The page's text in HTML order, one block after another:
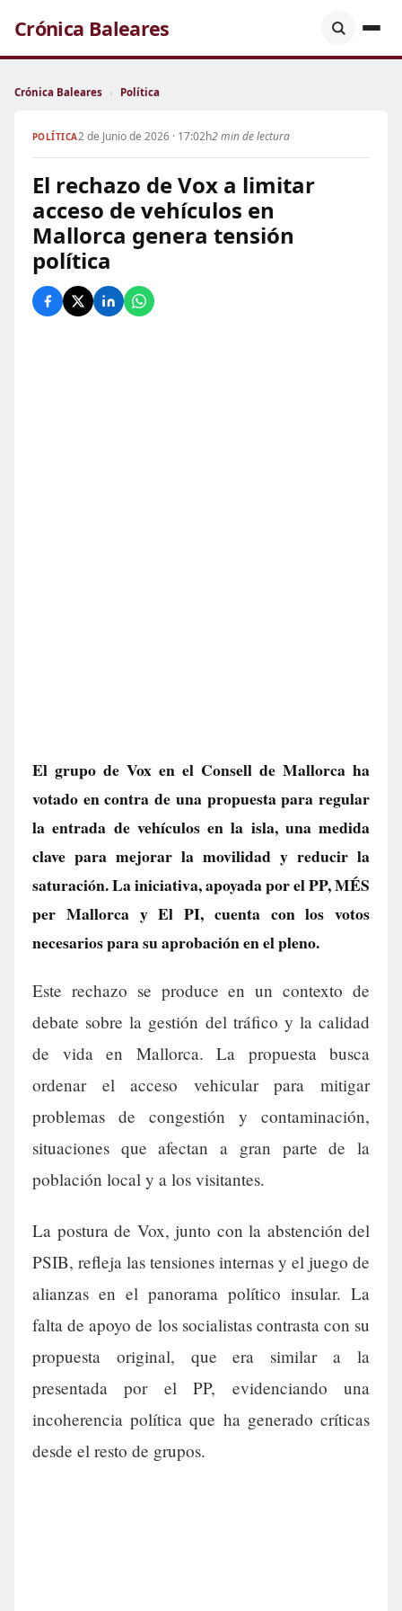
Crónica Baleares
Crónica Baleares › Política
POLÍTICA2 de Junio de 2026 · 17:02h2 min de lectura
El rechazo de Vox a limitar
acceso de vehículos en
Mallorca genera tensión
política
El grupo de Vox en el Consell de Mallorca ha
votado en contra de una propuesta para regular
la entrada de vehículos en la isla, una medida
clave para mejorar la movilidad y reducir la
saturación. La iniciativa, apoyada por el PP, MÉS
per Mallorca y El PI, cuenta con los votos
necesarios para su aprobación en el pleno.
Este rechazo se produce en un contexto de
debate sobre la gestión del tráfico y la calidad
de vida en Mallorca. La propuesta busca
ordenar el acceso vehicular para mitigar
problemas de congestión y contaminación,
situaciones que afectan a gran parte de la
población local y a los visitantes.
La postura de Vox, junto con la abstención del
PSIB, refleja las tensiones internas y el juego de
alianzas en el panorama político insular. La
falta de apoyo de los socialistas contrasta con su
propuesta original, que era similar a la
presentada por el PP, evidenciando una
incoherencia política que ha generado críticas
desde el resto de grupos.